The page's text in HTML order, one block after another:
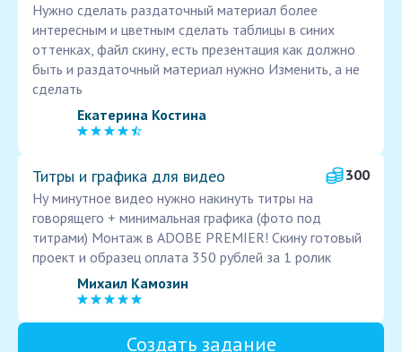
Нужно сделать раздаточный материал более
интересным и цветным сделать таблицы в синих
оттенках, файл скину, есть презентация как должно
быть и раздаточный материал нужно Изменить, а не
сделать
Екатерина Костина
Титры и графика для видео
300
Ну минутное видео нужно накинуть титры на
говорящего + минимальная графика (фото под
титрами) Монтаж в ADOBE PREMIER! Скину готовый
проект и образец оплата 350 рублей за 1 ролик
Михаил Камозин
Создать задание